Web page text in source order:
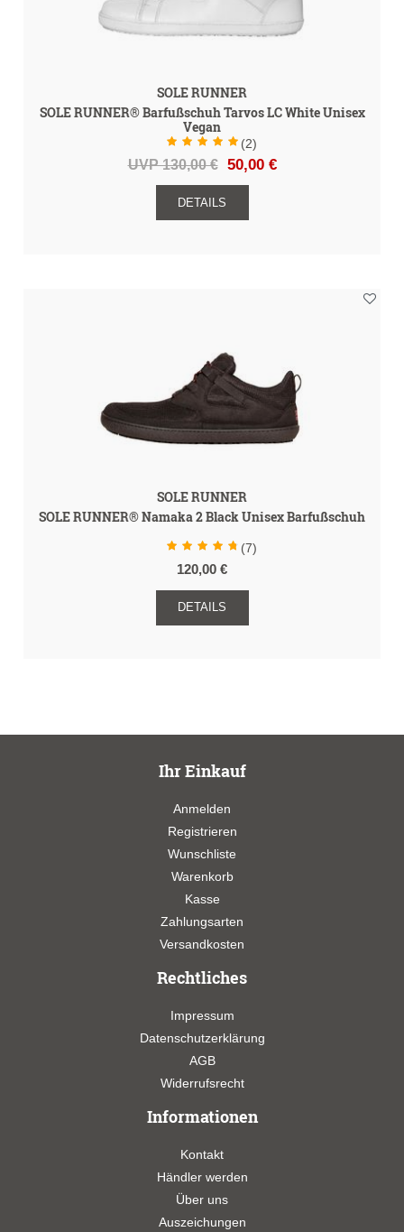
SOLE RUNNER
SOLE RUNNER® Barfußschuh Tarvos LC White Unisex
Vegan
(2)
UVP 130,00 € 50,00 €
DETAILS
SOLE RUNNER
SOLE RUNNER® Namaka 2 Black Unisex Barfußschuh
(7)
120,00 €
DETAILS
Ihr Einkauf
Anmelden
Registrieren
Wunschliste
Warenkorb
Kasse
Zahlungsarten
Versandkosten
Rechtliches
Impressum
Datenschutzerklärung
AGB
Widerrufsrecht
Informationen
Kontakt
Händler werden
Über uns
Auszeichungen